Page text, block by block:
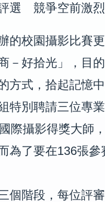
選 競爭空前激烈
的校園攝影比賽
－好拾光」，目
方式，拾起記憶
特別聘請三位專
際攝影得獎大師
為了要在136張
個階段，每位評